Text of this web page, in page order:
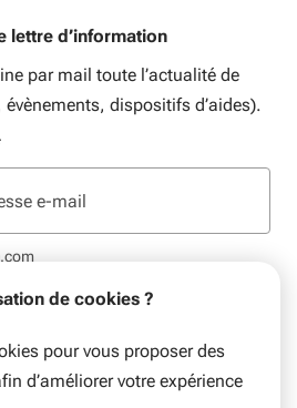
de cookies ?
pour vous proposer des
d’améliorer votre expérience
lettre d’information
par mail toute l’actualité de
dispositifs d’aides).